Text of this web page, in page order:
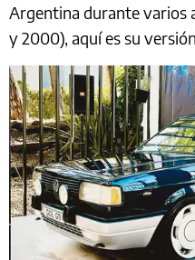
Argentina durante varios
y 2000), aquí es su